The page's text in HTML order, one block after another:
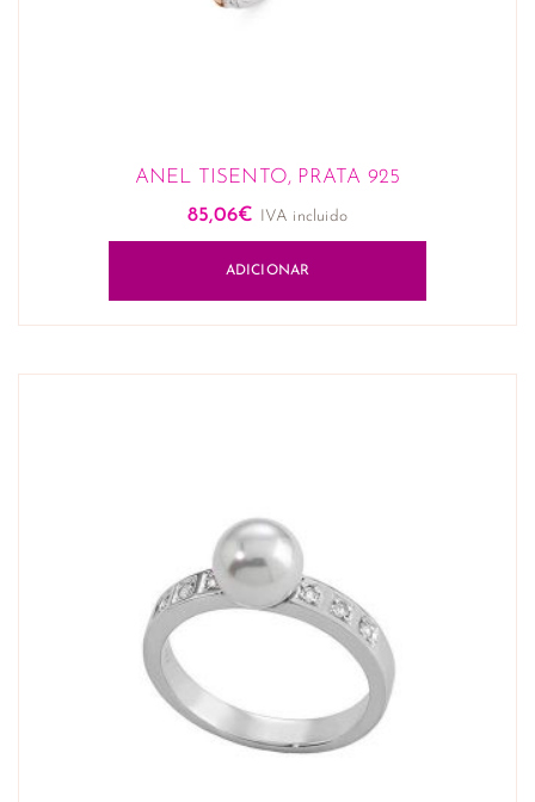
ANEL TISENTO, PRATA 925
85,06€ IVA incluido
ADICIONAR